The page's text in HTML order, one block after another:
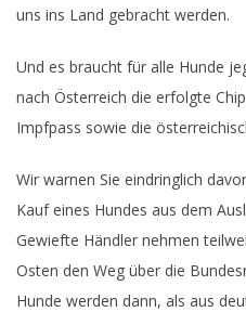
uns ins Land gebracht werden.
Und es braucht für alle Hunde
nach Österreich die erfolgte
Impfpass sowie die
Wir warnen Sie eindringlich
Kauf eines Hundes aus dem
Gewiefte Händler nehmen
Osten den Weg über die
Hunde werden dann, als aus